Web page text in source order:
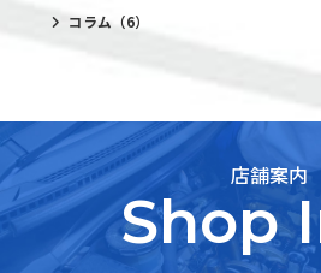
コラム （6）
店舗案内
Shop